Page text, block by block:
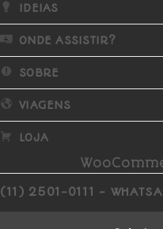
IDEIAS
ONDE ASSISTIR?
SOBRE
VIAGENS
LOJA
(11) 2501-0111 -